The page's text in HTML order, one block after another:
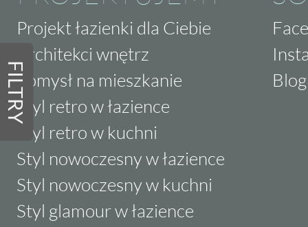
FILTRY
Projekt łazienki dla Ciebie
Architekci wnętrz
Pomysł na mieszkanie
Styl retro w łazience
Styl retro w kuchni
Styl nowoczesny w łazience
Styl nowoczesny w kuchni
Styl glamour w łazience
Blog